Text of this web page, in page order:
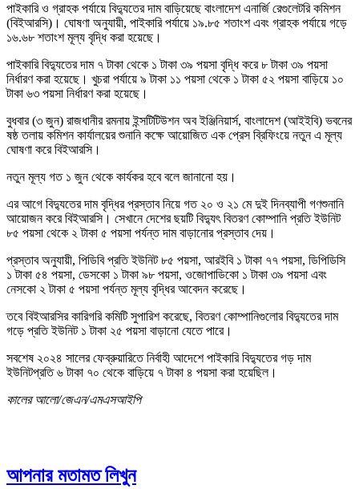
পাইকারি ও গ্রাহক পর্যায়ে বিদ্যুতের দাম বাড়িয়েছে বাংলাদেশ এনার্জি রেগুলেটরি কমিশন
(বিইআরসি)। ঘোষণা অনুযায়ী, পাইকারি পর্যায়ে ১৯.৮৫ শতাংশ এবং গ্রাহক পর্যায়ে গড়ে
১৬.৬৮ শতাংশ মূল্য বৃদ্ধি করা হয়েছে।
পাইকারি বিদ্যুতের দাম ৭ টাকা থেকে ১ টাকা ৩৯ পয়সা বৃদ্ধি করে ৮ টাকা ৩৯ পয়সা
নির্ধারণ করা হয়েছে। খুচরা পর্যায়ে ৯ টাকা ১১ পয়সা থেকে ১ টাকা ৫২ পয়সা বাড়িয়ে ১০
টাকা ৬৩ পয়সা নির্ধারণ করা হয়েছে।
বুধবার (৩ জুন) রাজধানীর রমনায় ইন্সটিটিউশন অব ইঞ্জিনিয়ার্স, বাংলাদেশ (আইইবি) ভবনের
ষষ্ঠ তলায় কমিশন কার্যালয়ের শুনানি কক্ষে আয়োজিত এক প্রেস ব্রিফিংয়ে নতুন এ মূল্য
ঘোষণা করে বিইআরসি।
নতুন মূল্য গত ১ জুন থেকে কার্যকর হবে বলে জানানো হয়।
এর আগে বিদ্যুতের দাম বৃদ্ধির প্রস্তাব নিয়ে গত ২০ ও ২১ মে দুই দিনব্যাপী গণশুনানি
আয়োজন করে বিইআরসি। সেখানে দেশের ছয়টি বিদ্যুৎ বিতরণ কোম্পানি প্রতি ইউনিট
৮৫ পয়সা থেকে ২ টাকা ৫ পয়সা পর্যন্ত দাম বাড়ানোর প্রস্তাব দেয়।
প্রস্তাব অনুযায়ী, পিডিবি প্রতি ইউনিট ৮৫ পয়সা, আরইবি ১ টাকা ৭৭ পয়সা, ডিপিডিসি
১ টাকা ৫৪ পয়সা, ডেসকো ১ টাকা ৯৮ পয়সা, ওজোপাডিকো ১ টাকা ৩৯ পয়সা এবং
নেসকো ২ টাকা ৫ পয়সা পর্যন্ত মূল্য বৃদ্ধির আবেদন করেছে।
তবে বিইআরসির কারিগরি কমিটি সুপারিশ করেছে, বিতরণ কোম্পানিগুলোর বিদ্যুতের দাম
গড়ে প্রতি ইউনিট ১ টাকা ২৫ পয়সা বাড়ানো যেতে পারে।
সবশেষ ২০২৪ সালের ফেব্রুয়ারিতে নির্বাহী আদেশে পাইকারি বিদ্যুতের গড় দাম
ইউনিটপ্রতি ৬ টাকা ৭০ থেকে বাড়িয়ে ৭ টাকা ৪ পয়সা করা হয়েছিল।
কালের আলো/জেএন/এমএসআইপি
আপনার মতামত লিখুন